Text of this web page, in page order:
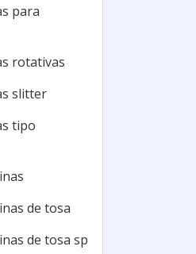
para
rotativas
slitter
tipo
de tosa
de tosa sp